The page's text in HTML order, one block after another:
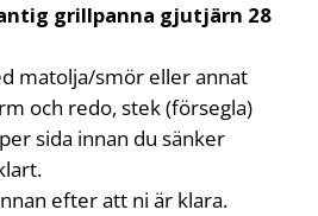
grillpanna gjutjärn 28
matolja/smör eller annat
och redo, stek (försegla)
sida innan du sänker
efter att ni är klara.